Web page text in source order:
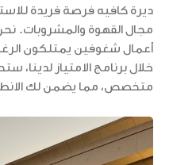
ديرة كافيه فرصة فريدة
مجال القهوة والمشروبات.
أعمال شغوفين يمتلكون
خلال برنامج الامتياز
متخصص، مما يضمن لك